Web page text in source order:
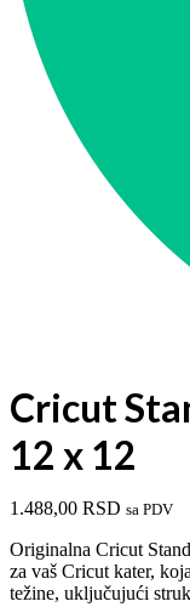
Cricut
12 x 12
1.488,00 RSD sa PDV
Originalna Cricut
za vaš Cricut kater,
težine, uključujući